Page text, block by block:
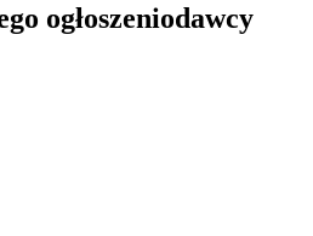
ogłoszeniodawcy